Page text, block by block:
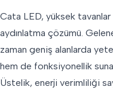
Cata LED, yüksek
aydınlatma çözümü.
zaman geniş alanlarda
hem de fonksiyonellik
Üstelik, enerji verimliliği